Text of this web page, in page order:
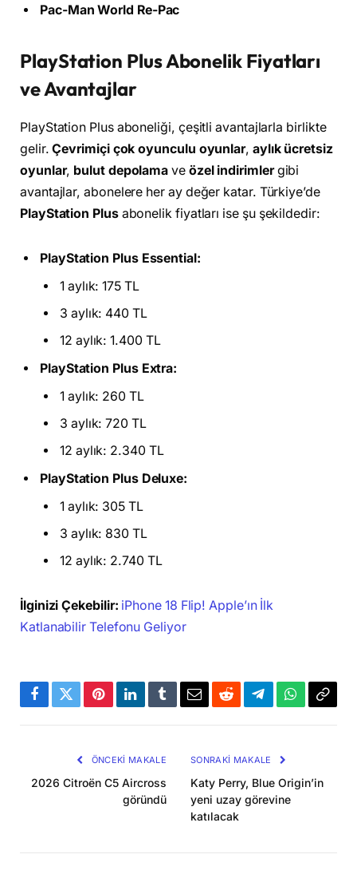
Pac-Man World Re-Pac
PlayStation Plus Abonelik Fiyatları
ve Avantajlar
PlayStation Plus aboneliği, çeşitli avantajlarla birlikte
gelir.Çevrimiçi çok oyunculu oyunlar, aylık ücretsiz
oyunlar, bulut depolama ve özel indirimlergibi
avantajlar, abonelere her ay değer katar. Türkiye’de
PlayStation Plusabonelik fiyatları ise şu şekildedir:
PlayStation Plus Essential:
1 aylık: 175 TL
3 aylık: 440 TL
12 aylık: 1.400 TL
PlayStation Plus Extra:
1 aylık: 260 TL
3 aylık: 720 TL
12 aylık: 2.340 TL
PlayStation Plus Deluxe:
1 aylık: 305 TL
3 aylık: 830 TL
12 aylık: 2.740 TL
İlginizi Çekebilir: iPhone 18 Flip! Apple’ın İlk
Katlanabilir Telefonu Geliyor
Facebook
TwitterPinterestLinkedInTumblrEmailRedditTelegramWhatsApp
ÖNCEKI MAKALE
2026 Citroën C5 Aircross
göründü
SONRAKI MAKALE
Katy Perry, Blue Origin’in
yeni uzay görevine
katılacak